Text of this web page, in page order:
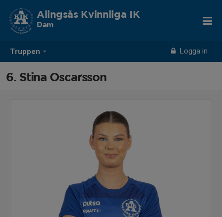
Truppen Logga in
Alingsås Kvinnliga IK
Dam
6. Stina Oscarsson